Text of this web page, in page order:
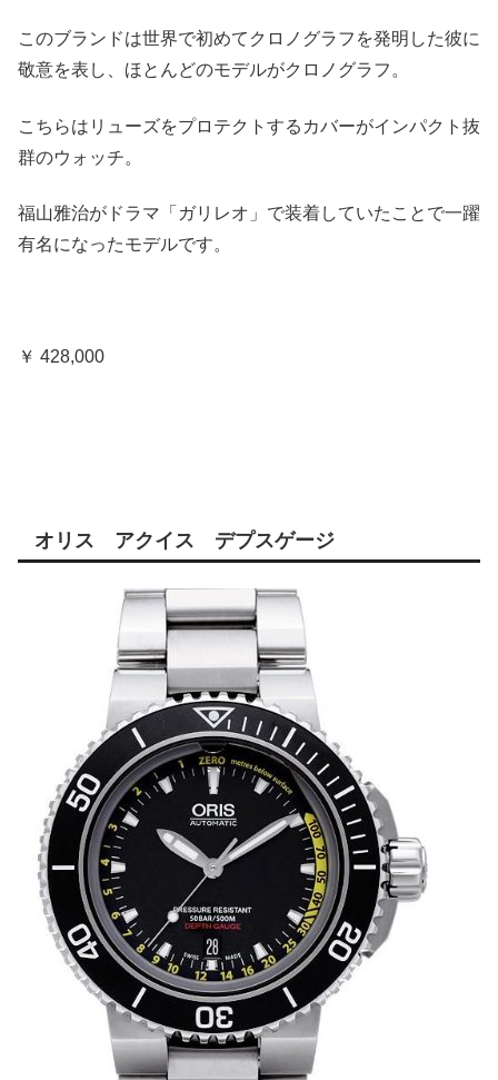
このブランドは世界で初めてクロノグラフを発明した彼に
敬意を表し、ほとんどのモデルがクロノグラフ。
こちらはリューズをプロテクトするカバーがインパクト抜
群のウォッチ。
福山雅治がドラマ「ガリレオ」で装着していたことで一躍
有名になったモデルです。
￥ 428,000
オリス アクイス デプスゲージ